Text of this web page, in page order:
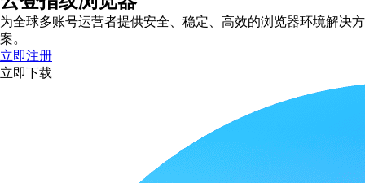
为全球多账号运营者提供安全、稳定、高效的浏览器环境解决方
案。
立即注册
立即下载